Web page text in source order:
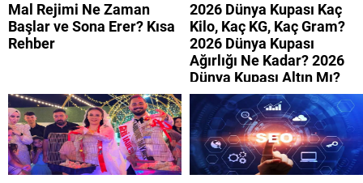
Mal Rejimi Ne Zaman
Başlar ve Sona Erer? Kısa
Rehber
2026 Dünya Kupası Kaç
Kilo, Kaç KG, Kaç Gram?
2026 Dünya Kupası
Ağırlığı Ne Kadar? 2026
Dünya Kupası Altın Mı?